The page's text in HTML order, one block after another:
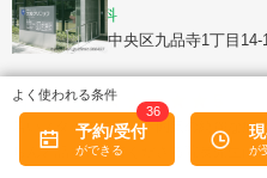
内科, 循環器科
熊本県熊本市中央区九品寺1丁目14-
口コミ: 1件
若いスタッフで良い雰囲気の綺麗な病
ちんと話を聞いてくださる院長先生は
予約/受付
36